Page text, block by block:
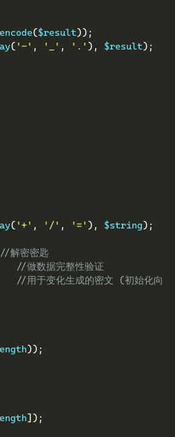
($result));
( '-' , '_' , '.' ), $result);
( '+' , '/' , '=' ), $string);
//解密密匙
//做数据完整性验证
//用于变化生成的密文 (初始化向
));
]);